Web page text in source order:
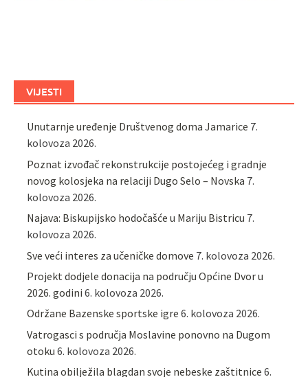
VIJESTI
Unutarnje uređenje Društvenog doma Jamarice 7.
kolovoza 2026.
Poznat izvođač rekonstrukcije postojećeg i gradnje
novog kolosjeka na relaciji Dugo Selo – Novska 7.
kolovoza 2026.
Najava: Biskupijsko hodočašće u Mariju Bistricu 7.
kolovoza 2026.
Sve veći interes za učeničke domove 7. kolovoza 2026.
Projekt dodjele donacija na području Općine Dvor u
2026. godini 6. kolovoza 2026.
Održane Bazenske sportske igre 6. kolovoza 2026.
Vatrogasci s područja Moslavine ponovno na Dugom
otoku 6. kolovoza 2026.
Kutina obilježila blagdan svoje nebeske zaštitnice 6.